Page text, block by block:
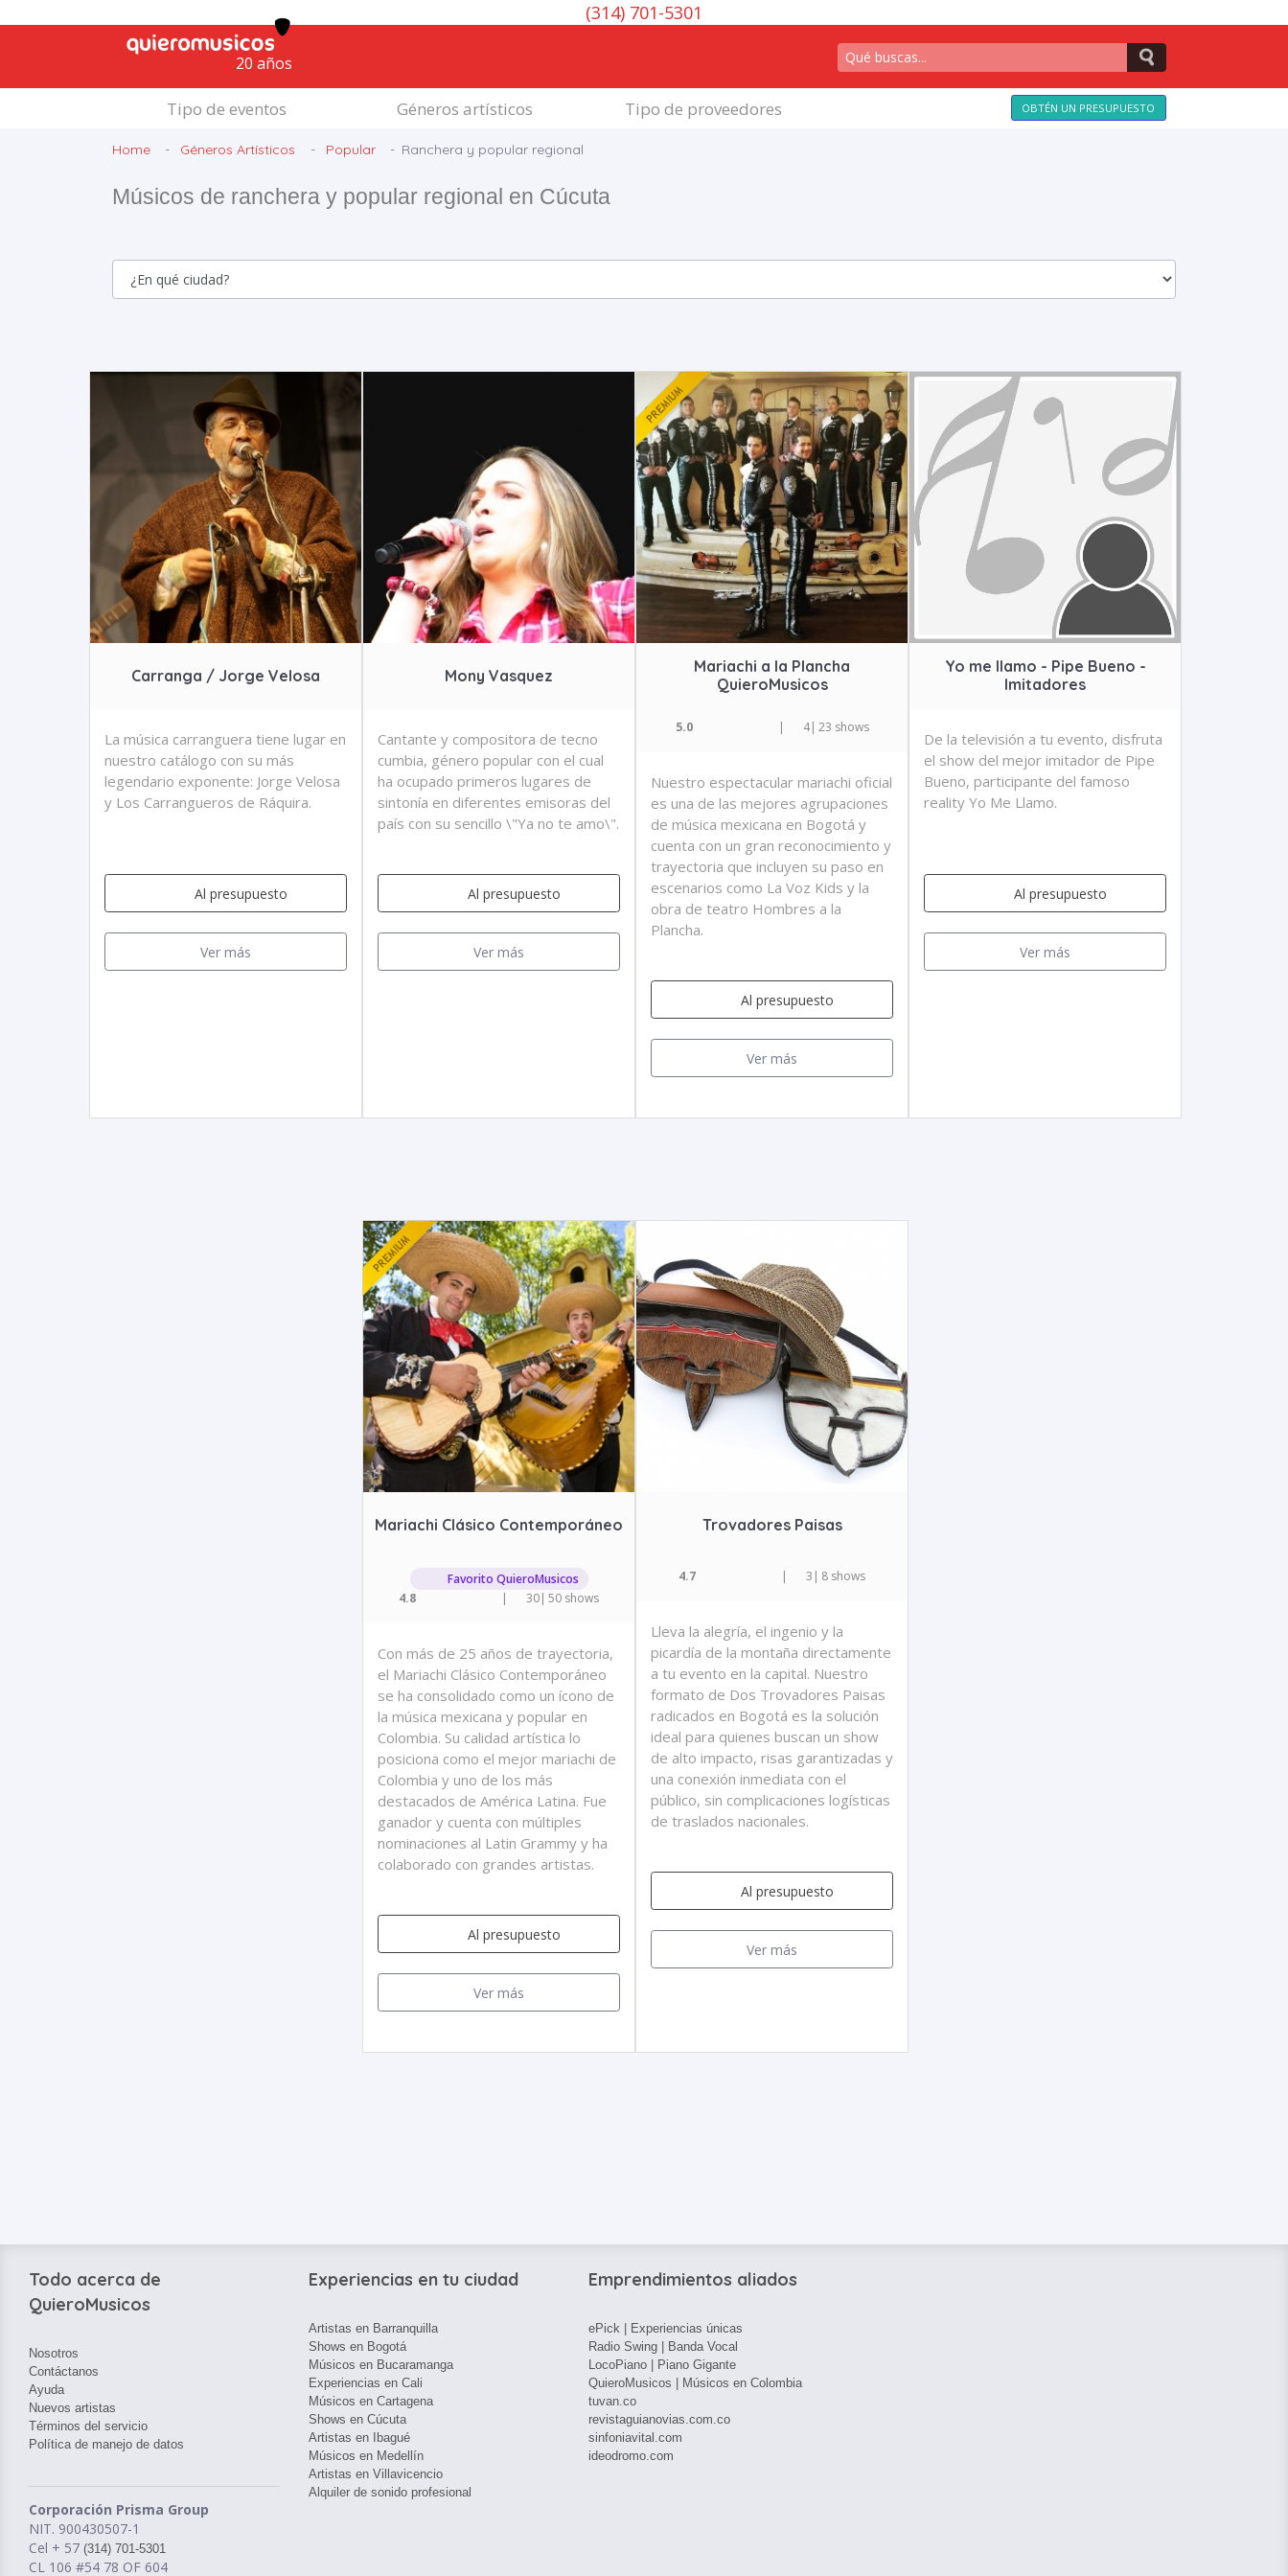
(314) 701-5301
20 años
Tipo de eventos Géneros artísticos Tipo de proveedores OBTÉN UN PRESUPUESTO
Home Géneros Artísticos Popular Ranchera y popular regional
Músicos de ranchera y popular regional en Cúcuta
Carranga / Jorge Velosa
La música carranguera tiene lugar en
nuestro catálogo con su más
legendario exponente: Jorge Velosa
y Los Carrangueros de Ráquira.
Al presupuesto
Ver más
Mony Vasquez
Cantante y compositora de tecno
cumbia, género popular con el cual
ha ocupado primeros lugares de
sintonía en diferentes emisoras del
país con su sencillo \"Ya no te amo\".
Al presupuesto
Ver más
Mariachi a la Plancha
QuieroMusicos
5.0 | 4| 23 shows
Nuestro espectacular mariachi oficial
es una de las mejores agrupaciones
de música mexicana en Bogotá y
cuenta con un gran reconocimiento y
trayectoria que incluyen su paso en
escenarios como La Voz Kids y la
obra de teatro Hombres a la
Plancha.
Al presupuesto
Ver más
Yo me llamo - Pipe Bueno -
Imitadores
De la televisión a tu evento, disfruta
el show del mejor imitador de Pipe
Bueno, participante del famoso
reality Yo Me Llamo.
Al presupuesto
Ver más
Mariachi Clásico Contemporáneo
Favorito QuieroMusicos
4.8
| 30| 50 shows
Con más de 25 años de trayectoria,
el Mariachi Clásico Contemporáneo
se ha consolidado como un ícono de
la música mexicana y popular en
Colombia. Su calidad artística lo
posiciona como el mejor mariachi de
Colombia y uno de los más
destacados de América Latina. Fue
ganador y cuenta con múltiples
nominaciones al Latin Grammy y ha
colaborado con grandes artistas.
Al presupuesto
Ver más
Trovadores Paisas
4.7 | 3 | 8 shows
Lleva la alegría, el ingenio y la
picardía de la montaña directamente
a tu evento en la capital. Nuestro
formato de Dos Trovadores Paisas
radicados en Bogotá es la solución
ideal para quienes buscan un show
de alto impacto, risas garantizadas y
una conexión inmediata con el
público, sin complicaciones logísticas
de traslados nacionales.
Al presupuesto
Ver más
Todo acerca de
QuieroMusicos
Nosotros
Contáctanos
Ayuda
Nuevos artistas
Términos del servicio
Política de manejo de datos
Corporación Prisma Group
NIT. 900430507-1
Cel + 57 (314) 701-5301
CL 106 #54 78 OF 604
Experiencias en tu ciudad
Artistas en Barranquilla
Shows en Bogotá
Músicos en Bucaramanga
Experiencias en Cali
Músicos en Cartagena
Shows en Cúcuta
Artistas en Ibagué
Músicos en Medellín
Artistas en Villavicencio
Alquiler de sonido profesional
Emprendimientos aliados
ePick | Experiencias únicas
Radio Swing | Banda Vocal
LocoPiano | Piano Gigante
QuieroMusicos | Músicos en Colombia
tuvan.co
revistaguianovias.com.co
sinfoniavital.com
ideodromo.com